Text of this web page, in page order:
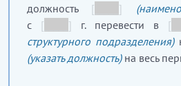
должность [ ]
с [ ] г. перевести в [
структурного подразделения)
(указать должность)на весь